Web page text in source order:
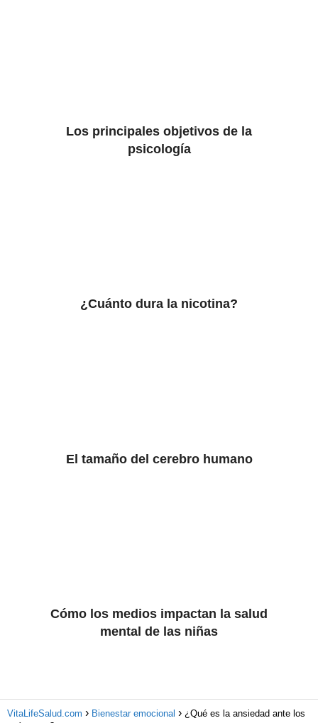
Los principales objetivos de la
psicología
¿Cuánto dura la nicotina?
El tamaño del cerebro humano
Cómo los medios impactan la salud
mental de las niñas
VitaLifeSalud.com Bienestar emocional
¿Qué es la ansiedad ante los